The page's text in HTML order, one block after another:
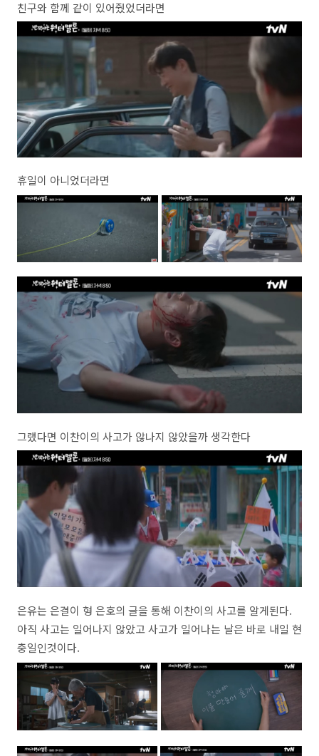
친구와 함께 같이 있어줬었더라면
휴일이 아니었더라면
그랬다면 이찬이의 사고가 않나지 않았을까 생각한다
은유는 은결이 형 은호의 글을 통해 이찬이의 사고를 알게된다.
아직 사고는 일어나지 않았고 사고가 일어나는 날은 바로 내일 현
충일인것이다.